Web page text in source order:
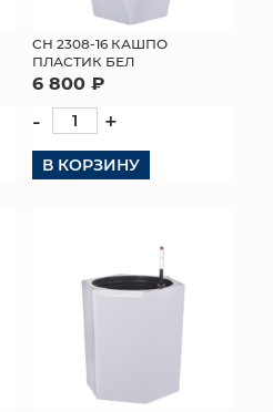
СН 2308-16 КАШПО
ПЛАСТИК БЕЛ
6 800 ₽
- +
В КОРЗИНУ